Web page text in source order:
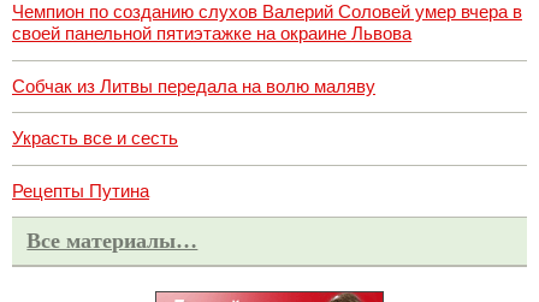
Чемпион по созданию слухов Валерий Соловей умер вчера в
своей панельной пятиэтажке на окраине Львова
Собчак из Литвы передала на волю маляву
Украсть все и сесть
Рецепты Путина
Все материалы…